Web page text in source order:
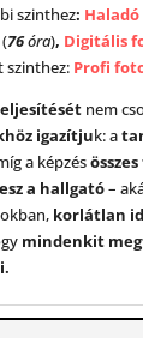
szinthez:
(76óra), Digitális
szinthez: Profi
nem
igazítjuk: a
a képzés
a hallgató–
korlátlan
mindenkit